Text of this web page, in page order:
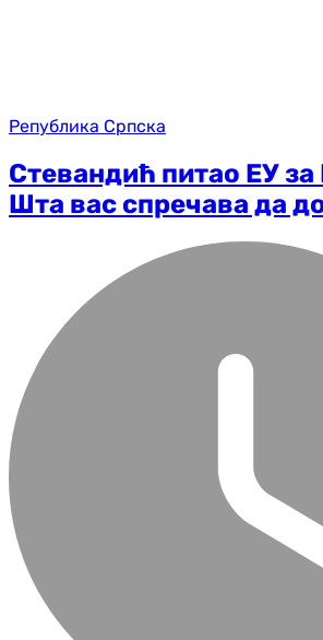
Република Српска
Стевандић питао ЕУ за
Шта вас спречава да